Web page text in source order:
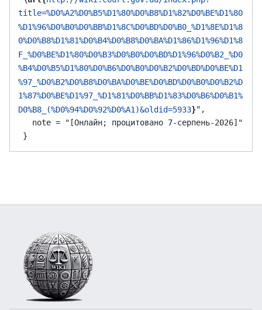
title=%D0%A2%D0%B5%D1%80%D0%B8%D1%82%D0%BE%D1%80
%D1%96%D0%B0%D0%BB%D1%8C%D0%BD%D0%B0_%D1%8E%D1%8
0%D0%B8%D1%81%D0%B4%D0%B8%D0%BA%D1%86%D1%96%D1%8
F_%D0%BE%D1%80%D0%B3%D0%B0%D0%BD%D1%96%D0%B2_%D0
%B4%D0%B5%D1%80%D0%B6%D0%B0%D0%B2%D0%BD%D0%BE%D1
%97_%D0%B2%D0%B8%D0%BA%D0%BE%D0%BD%D0%B0%D0%B2%D
1%87%D0%BE%D1%97_%D1%81%D0%BB%D1%83%D0%B6%D0%B1%
D0%B8_(%D0%94%D0%92%D0%A1)&oldid=5933}",